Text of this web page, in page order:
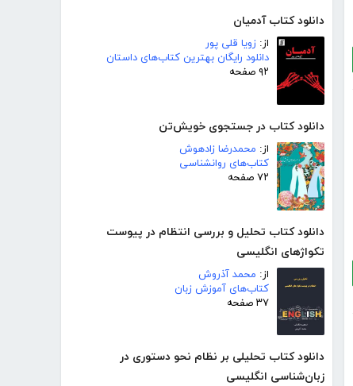
دانلود کتاب آدمیان
از: زویا قلی پور
دانلود رایگان بهترین کتاب‌های داستان
۹۲ صفحه
دانلود کتاب در جستجوی خویش‌تن
از: محمدرضا زادهوش
کتاب‌های روانشناسی
۷۲ صفحه
دانلود کتاب تحلیل و بررسی انتظام در پیوست
تکواژهای انگلیسی
از: محمد آذروش
کتاب‌های آموزش زبان
۳۷ صفحه
دانلود کتاب تحلیلی بر نظام نحو دستوری در
زبان‌شناسی انگلیسی